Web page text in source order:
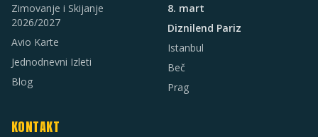
Zimovanje i Skijanje
2026/2027
Avio Karte
Jednodnevni Izleti
Blog
8. mart
Diznilend Pariz
Istanbul
Beč
Prag
KONTAKT